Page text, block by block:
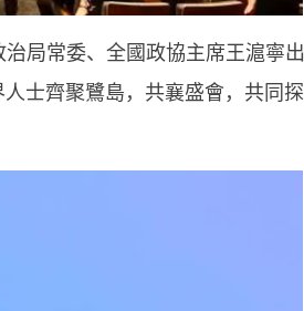
局常委、全國政協主席王滬寧出
士齊聚鷺島，共襄盛會，共同探